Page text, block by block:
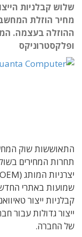
שלוש קבלניות
ההוזלה בעצמה.
ופלקסטרוניקס
שמועות באתרי
קבלניות ייצור
של החברה.